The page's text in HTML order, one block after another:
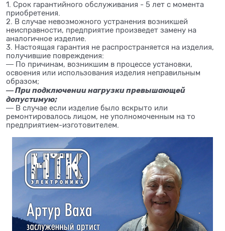
1. Срок гарантийного обслуживания - 5 лет с момента
приобретения.
2. В случае невозможного устранения возникшей
неисправности, предприятие произведет замену на
аналогичное изделие.
3. Настоящая гарантия не распространяется на изделия,
получившие повреждения:
― По причинам, возникшим в процессе установки,
освоения или использования изделия неправильным
образом;
― При подключении нагрузки превышающей
допустимую;
― В случае если изделие было вскрыто или
ремонтировалось лицом, не уполномоченным на то
предприятием-изготовителем.